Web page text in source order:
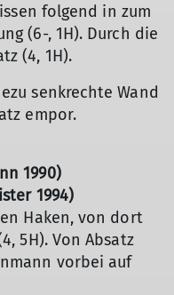
folgend in zum
(6-, 1H). Durch die
(4, 1H).
senkrechte Wand
empor.
1990)
1994)
Haken, von dort
5H). Von Absatz
vorbei auf